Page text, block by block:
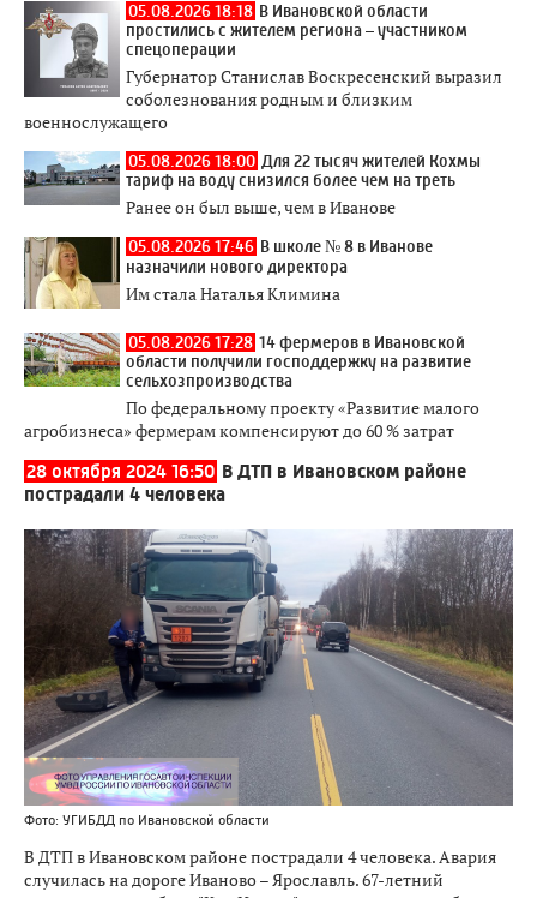
05.08.2026 18:18 В Ивановской области
простились с жителем региона – участником
спецоперации
Губернатор Станислав Воскресенский выразил
соболезнования родным и близким
военнослужащего
05.08.2026 18:00 Для 22 тысяч жителей Кохмы
тариф на воду снизился более чем на треть
Ранее он был выше, чем в Иванове
05.08.2026 17:46 В школе № 8 в Иванове
назначили нового директора
Им стала Наталья Климина
05.08.2026 17:28 14 фермеров в Ивановской
области получили господдержку на развитие
сельхозпроизводства
По федеральному проекту «Развитие малого
агробизнеса» фермерам компенсируют до 60 % затрат
28 октября 2024 16:50 В ДТП в Ивановском районе
пострадали 4 человека
Фото: УГИБДД по Ивановской области
В ДТП в Ивановском районе пострадали 4 человека. Авария
случилась на дороге Иваново – Ярославль. 67-летний